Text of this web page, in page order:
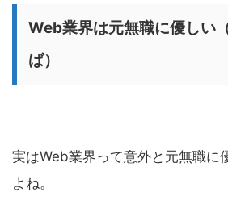
Web業界は元無職に優しい
ば）
実はWeb業界って意外と元無職に
よね。